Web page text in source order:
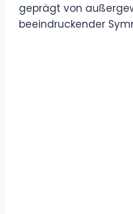
geprägt von
beeindruckender